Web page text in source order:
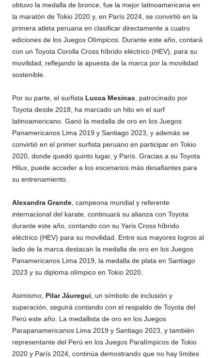
obtuvo la medalla de bronce, fue la mejor latinoamericana en
la maratón de Tokio 2020 y, en París 2024, se convirtió en la
primera atleta peruana en clasificar directamente a cuatro
ediciones de los Juegos Olímpicos. Durante este año, contará
con un Toyota Corolla Cross híbrido eléctrico (HEV), para su
movilidad, reflejando la apuesta de la marca por la movilidad
sostenible.
Por su parte, el surfista Lucca Mesinas , patrocinado por
Toyota desde 2018, ha marcado un hito en el surf
latinoamericano. Ganó la medalla de oro en los Juegos
Panamericanos Lima 2019 y Santiago 2023, y además se
convirtió en el primer surfista peruano en participar en Tokio
2020, donde quedó quinto lugar, y París. Gracias a su Toyota
Hilux, puede acceder a los escenarios más desafiantes para
su entrenamiento.
Alexandra Grande , campeona mundial y referente
internacional del karate, continuará su alianza con Toyota
durante este año, contando con su Yaris Cross híbrido
eléctrico (HEV) para su movilidad. Entre sus mayores logros al
lado de la marca destacan la medalla de oro en los Juegos
Panamericanos Lima 2019, la medalla de plata en Santiago
2023 y su diploma olímpico en Tokio 2020.
Asimismo, Pilar Jáuregui , un símbolo de inclusión y
superación, seguirá contando con el respaldo de Toyota del
Perú este año. La medallista de oro en los Juegos
Parapanamericanos Lima 2019 y Santiago 2023, y también
representante del Perú en los Juegos Paralímpicos de Tokio
2020 y París 2024, continúa demostrando que no hay límites